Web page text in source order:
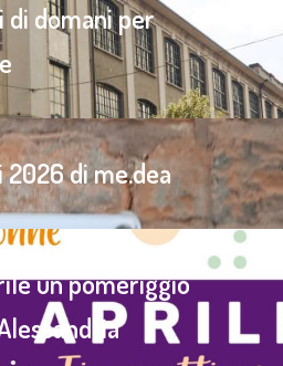
domani per
di me.dea
un pomeriggio